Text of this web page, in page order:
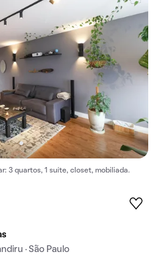
3 quartos, 1 suíte, closet, mobiliada.
· São Paulo